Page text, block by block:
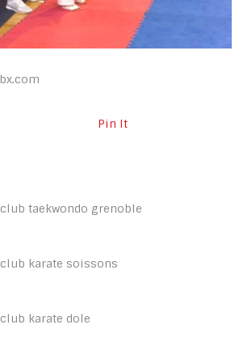
Pin It
club taekwondo grenoble
club karate soissons
club karate dole